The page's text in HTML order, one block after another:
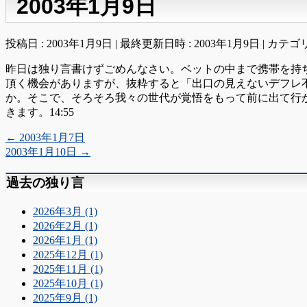
2003年1月9日
投稿日 : 2003年1月9日 最終更新日時 : 2003年1月9日 カテゴ
昨日は独り言書けずごめんなさい。ベットの中まで携帯を
頂く機会がありますが、抜粋すると「出口の見えないデフ
か。そこで、そろそろ我々の世代が覚悟をもって前に出て
きます。14:55
← 2003年1月7日
2003年1月10日
→
過去の独り言
2026年3月 (1)
2026年2月 (1)
2026年1月 (1)
2025年12月 (1)
2025年11月 (1)
2025年10月 (1)
2025年9月 (1)